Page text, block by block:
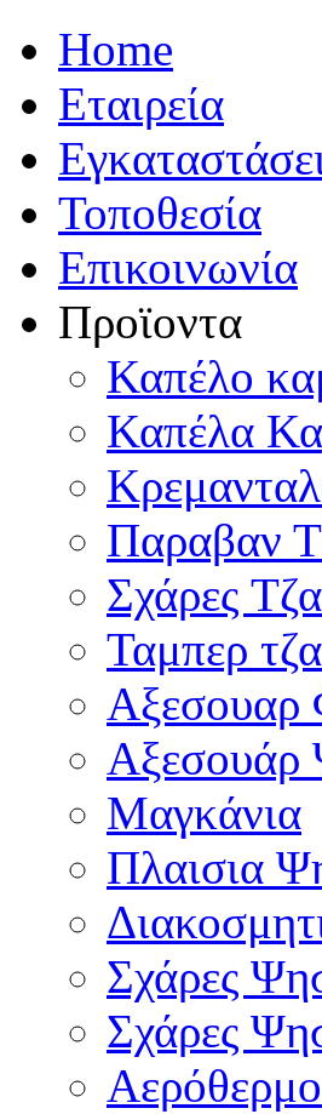
Home
Εταιρεία
Τοποθεσία
Eπικοινωνία
Προϊοντα
Καπέλo
Καπέλα
Παραβαν
Σχάρες
Ταμπερ
Αξεσουαρ
Αξεσουάρ
Μαγκάνια
Πλαισια
Σχάρες
Σχάρες